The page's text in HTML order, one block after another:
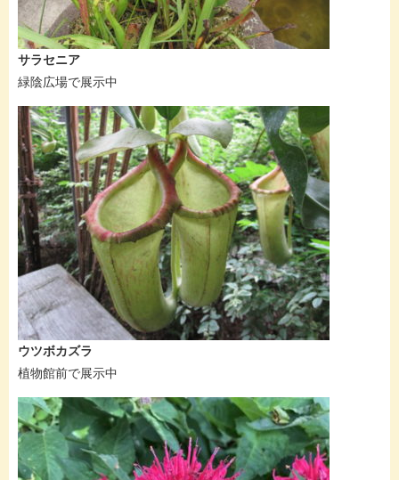
サラセニア
緑陰広場で展示中
ウツボカズラ
植物館前で展示中